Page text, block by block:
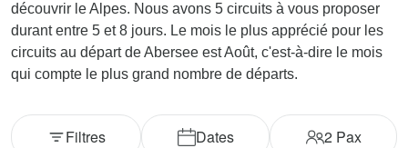
découvrir le Alpes. Nous avons 5 circuits à vous proposer
durant entre 5 et 8 jours. Le mois le plus apprécié pour les
circuits au départ de Abersee est Août, c'est-à-dire le mois
qui compte le plus grand nombre de départs.
Dates 2Pax
Filtres